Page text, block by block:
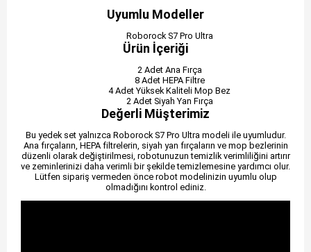
Uyumlu Modeller
Roborock S7 Pro Ultra
Ürün İçeriği
2 Adet Ana Fırça
8 Adet HEPA Filtre
4 Adet Yüksek Kaliteli Mop Bez
2 Adet Siyah Yan Fırça
Değerli Müşterimiz
Bu yedek set yalnızca Roborock S7 Pro Ultra modeli ile uyumludur.
Ana fırçaların, HEPA filtrelerin, siyah yan fırçaların ve mop bezlerinin
düzenli olarak değiştirilmesi, robotunuzun temizlik verimliliğini artırır
ve zeminlerinizi daha verimli bir şekilde temizlemesine yardımcı olur.
Lütfen sipariş vermeden önce robot modelinizin uyumlu olup
olmadığını kontrol ediniz.